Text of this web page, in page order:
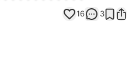
16 3